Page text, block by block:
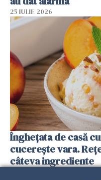
25 IULIE 2026
Înghețata de casă
cucerește vara.
câteva ingrediente